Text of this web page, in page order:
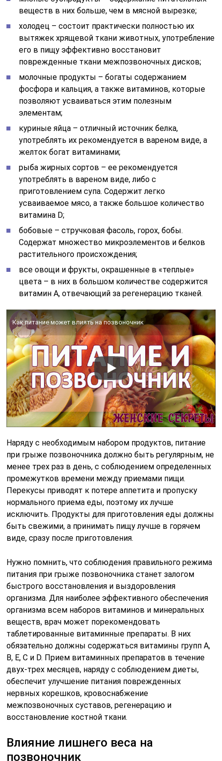
Как питание может влиять на позвоночник
Наряду с необходимым набором продуктов, питание
при грыже позвоночника должно быть регулярным, не
менее трех раз в день, с соблюдением определенных
промежутков времени между приемами пищи.
Перекусы приводят к потере аппетита и пропуску
нормального приема еды, поэтому их лучше
исключить. Продукты для приготовления еды должны
быть свежими, а принимать пищу лучше в горячем
виде, сразу после приготовления.
Нужно помнить, что соблюдения правильного режима
питания при грыже позвоночника станет залогом
быстрого восстановления и выздоровления
организма. Для наиболее эффективного обеспечения
веществ, врач может порекомендовать
таблетированные витаминные препараты. В них
обязательно должны содержаться витамины групп А,
В, Е, С и D. Прием витаминных препаратов в течение
двух-трех месяцев, наряду с соблюдением диеты,
обеспечит улучшение питания поврежденных
нервных корешков, кровоснабжение
межпозвоночных суставов, регенерацию и
восстановление костной ткани.
позвоночник
Из-за резкого ограничения двигательной активности
происходит прибавка лишних килограммов к общему
весу. Это перегружает позвоночный столб. Он не
может справляться с возросшей нагрузкой, т. к.
мышечная системы без должной тренировки
начинает атрофироваться и уже не может оказать
должную поддержку позвоночнику.
По итогу, из-за избыточной давящей силы позвонков,
происходит выпячивание дисковых элементов,
сдавление нервных корешков и проходящих рядом
сосудов. Все это приводит к нарушению питания и
иннервации, и заканчивается формированием
дегенеративно-дистрофических процессов в ткани
хряща.